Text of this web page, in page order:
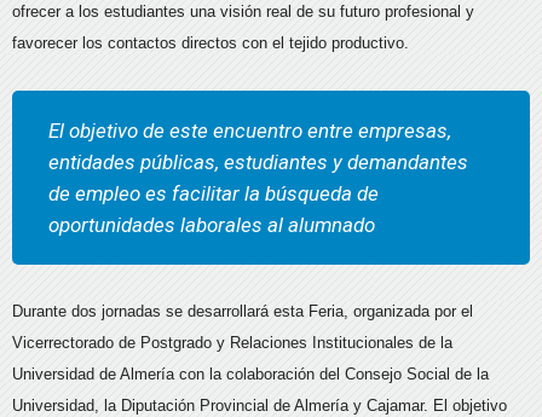
ofrecer a los estudiantes una visión real de su futuro profesional y
favorecer los contactos directos con el tejido productivo.
El objetivo de este encuentro entre empresas,
entidades públicas, estudiantes y demandantes
de empleo es facilitar la búsqueda de
oportunidades laborales al alumnado
Durante dos jornadas se desarrollará esta Feria, organizada por el
Vicerrectorado de Postgrado y Relaciones Institucionales de la
Universidad de Almería con la colaboración del Consejo Social de la
Universidad, la Diputación Provincial de Almería y Cajamar. El objetivo